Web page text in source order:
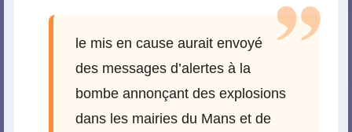
le mis en cause aurait envoyé
des messages d’alertes à la
bombe annonçant des explosions
dans les mairies du Mans et de